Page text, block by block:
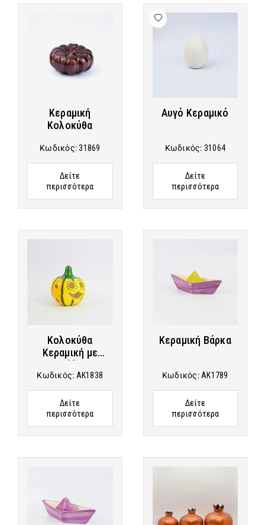
Κεραμική
Κολοκύθα
Κωδικός:31869
Δείτε
περισσότερα
Αυγό Κεραμικό
Κωδικός: 31064
Δείτε
περισσότερα
Κολοκύθα
Κεραμική με
Σχέδιο
Κωδικός: AK1838
Δείτε
περισσότερα
Κεραμική Βάρκα
Κωδικός: AK1789
Δείτε
περισσότερα